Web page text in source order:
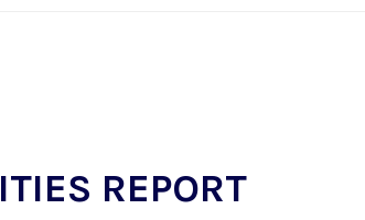
REPORT